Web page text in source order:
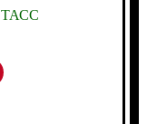
ТАСС